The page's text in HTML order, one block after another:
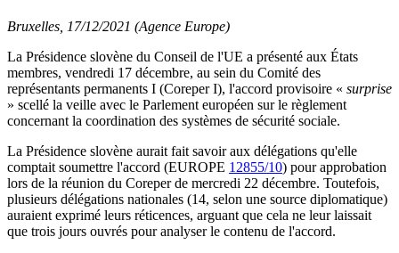
Bruxelles, 17/12/2021 (Agence Europe)
La Présidence slovène du Conseil de l'UE a présenté aux États
membres, vendredi 17 décembre, au sein du Comité des
représentants permanents I (Coreper I), l'accord provisoire « surprise
» scellé la veille avec le Parlement européen sur le règlement
concernant la coordination des systèmes de sécurité sociale.
La Présidence slovène aurait fait savoir aux délégations qu'elle
comptait soumettre l'accord (EUROPE 12855/10) pour approbation
lors de la réunion du Coreper de mercredi 22 décembre. Toutefois,
plusieurs délégations nationales (14, selon une source diplomatique)
auraient exprimé leurs réticences, arguant que cela ne leur laissait
que trois jours ouvrés pour analyser le contenu de l'accord.